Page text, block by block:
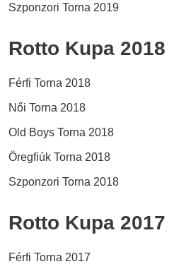
Szponzori Torna 2019
Rotto Kupa 2018
Férfi Torna 2018
Női Torna 2018
Old Boys Torna 2018
Öregfiúk Torna 2018
Szponzori Torna 2018
Rotto Kupa 2017
Férfi Torna 2017